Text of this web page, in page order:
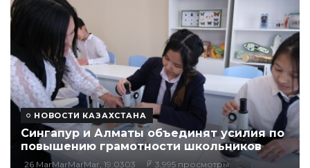
НОВОСТИ КАЗАХСТАНА
Сингапур и Алматы объединят усилия по
повышению грамотности школьников
26 MarMarMarMar, 19:0303 3,995 просмотры